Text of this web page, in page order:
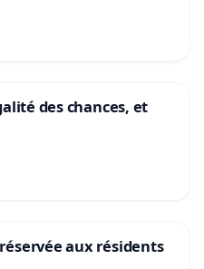
des chances, et
aux résidents